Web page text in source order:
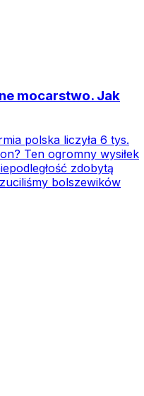
mocarstwo. Jak
polska liczyła 6 tys.
Ten ogromny wysiłek
zdobytą
bolszewików